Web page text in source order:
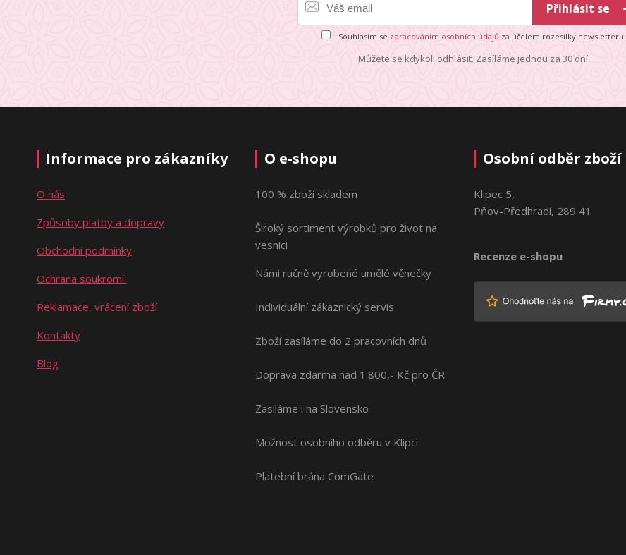
Přihlásit se
Souhlasím se zpracováním osobních údajů za účelem rozesílky newsletteru.
Můžete se kdykoli odhlásit. Zasíláme jednou za 30 dní.
Informace pro zákazníky
O nás
Způsoby platby a dopravy
Obchodní podmínky
Ochrana soukromí
Reklamace, vrácení zboží
Kontakty
Blog
O e-shopu
100 % zboží skladem
Široký sortiment výrobků pro život na
vesnici
Námi ručně vyrobené umělé věnečky
Individuální zákaznický servis
Zboží zasíláme do 2 pracovních dnů
Doprava zdarma nad 1.800,- Kč pro ČR
Zasíláme i na Slovensko
Možnost osobního odběru v Klipci
Platební brána ComGate
Osobní odběr zboží
Klipec 5,
Pňov-Předhradí, 289 41
Recenze e-shopu